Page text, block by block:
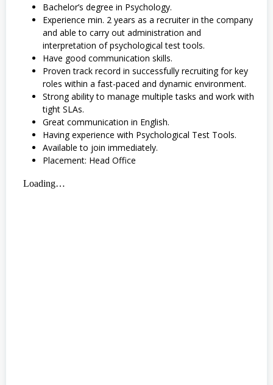
Bachelor’s degree in Psychology.
Experience min. 2 years as a recruiter in the company
and able to carry out administration and
interpretation of psychological test tools.
Have good communication skills.
Proven track record in successfully recruiting for key
roles within a fast-paced and dynamic environment.
Strong ability to manage multiple tasks and work with
tight SLAs.
Great communication in English.
Having experience with Psychological Test Tools.
Available to join immediately.
Placement: Head Office